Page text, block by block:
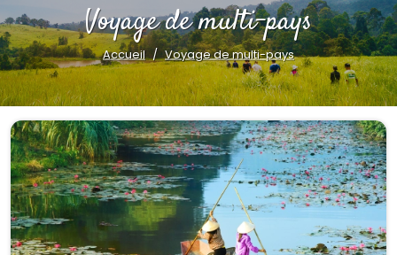
Voyage de multi-pays
Accueil Voyage de multi-pays